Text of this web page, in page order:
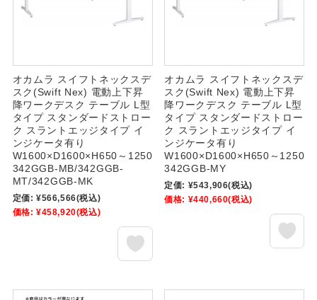
オカムラ スイフトネックスデ
スク(Swift Nex) 電動上下昇
降ワークデスク テーブル L型
タイプ スタンダードストロー
ク スラントエッジタイプ イ
ンジケータ有り
W1600×D1600×H650～1250
342GGB-MB/342GGB-
MT/342GGB-MK
定価: ¥566,566(税込)
価格: ¥458,920(税込)
オカムラ スイフトネックスデ
スク(Swift Nex) 電動上下昇
降ワークデスク テーブル L型
タイプ スタンダードストロー
ク スラントエッジタイプ イ
ンジケータ有り
W1600×D1600×H650～1250
342GGB-MY
定価: ¥543,906(税込)
価格: ¥440,660(税込)